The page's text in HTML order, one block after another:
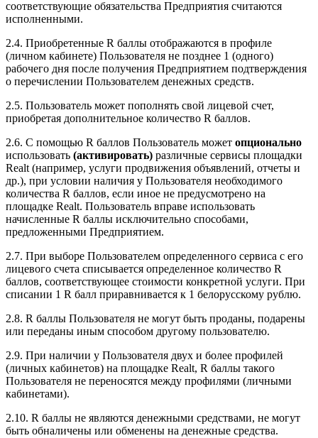
соответствующие обязательства Предприятия считаются
исполненными.
2.4. Приобретенные R баллы отображаются в профиле
(личном кабинете) Пользователя не позднее 1 (одного)
рабочего дня после получения Предприятием подтверждения
о перечислении Пользователем денежных средств.
2.5. Пользователь может пополнять свой лицевой счет,
приобретая дополнительное количество R баллов.
2.6. С помощью R баллов Пользователь может опционально
использовать (активировать) различные сервисы площадки
Realt (например, услуги продвижения объявлений, отчеты и
др.), при условии наличия у Пользователя необходимого
количества R баллов, если иное не предусмотрено на
площадке Realt. Пользователь вправе использовать
начисленные R баллы исключительно способами,
предложенными Предприятием.
2.7. При выборе Пользователем определенного сервиса с его
лицевого счета списывается определенное количество R
баллов, соответствующее стоимости конкретной услуги. При
списании 1 R балл приравнивается к 1 белорусскому рублю.
2.8. R баллы Пользователя не могут быть проданы, подарены
или переданы иным способом другому пользователю.
2.9. При наличии у Пользователя двух и более профилей
(личных кабинетов) на площадке Realt, R баллы такого
Пользователя не переносятся между профилями (личными
кабинетами).
2.10. R баллы не являются денежными средствами, не могут
быть обналичены или обменены на денежные средства.